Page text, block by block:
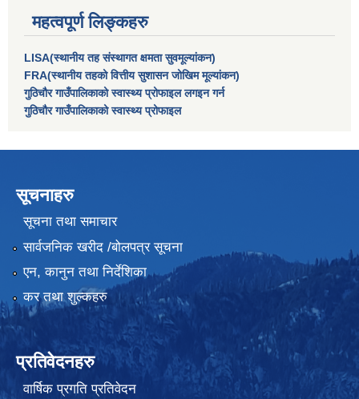
महत्वपूर्ण लिङ्कहरु
LISA(स्थानीय तह संस्थागत क्षमता सुवमूल्यांकन)
FRA(स्थानीय तहको वित्तीय सुशासन जोखिम मूल्यांकन)
गुठिचौर गाउँपालिकाको स्वास्थ्य प्रोफाइल लगइन गर्न
गुठिचौर गाउँपालिकाको स्वास्थ्य प्रोफाइल
सूचनाहरु
सूचना तथा समाचार
सार्वजनिक खरीद /बोलपत्र सूचना
एन, कानुन तथा निर्देशिका
कर तथा शुल्कहरु
प्रतिवेदनहरु
वार्षिक प्रगति प्रतिवेदन